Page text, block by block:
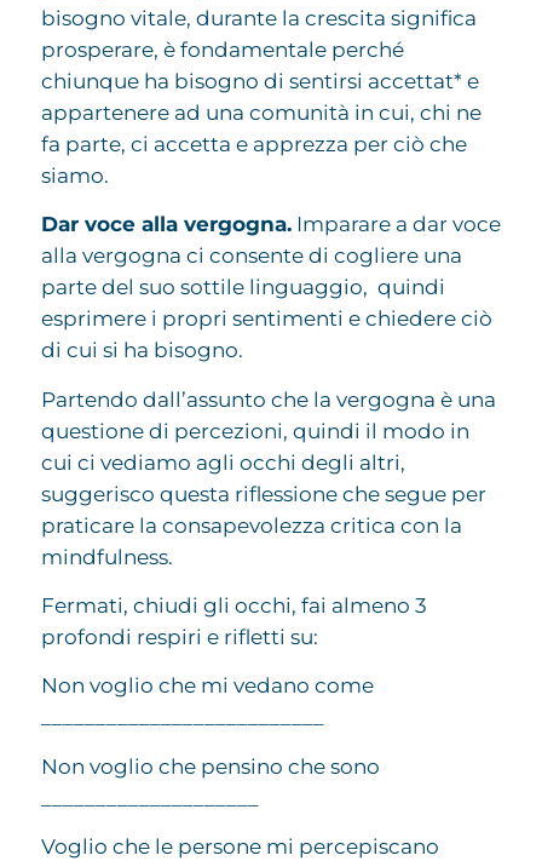
bisogno vitale, durante la crescita significa
prosperare, è fondamentale perché
chiunque ha bisogno di sentirsi accettat* e
appartenere ad una comunità in cui, chi ne
fa parte, ci accetta e apprezza per ciò che
siamo.
Dar voce alla vergogna.Imparare a dar voce
alla vergogna ci consente di cogliere una
parte del suo sottile linguaggio, quindi
esprimere i propri sentimenti e chiedere ciò
di cui si ha bisogno.
Partendo dall’assunto che la vergogna è una
questione di percezioni, quindi il modo in
cui ci vediamo agli occhi degli altri,
suggerisco questa riflessione che segue per
praticare la consapevolezza critica con la
mindfulness.
Fermati, chiudi gli occhi, fai almeno 3
profondi respiri e rifletti su:
Non voglio che mi vedano come
Non voglio che pensino che sono
Voglio che le persone mi percepiscano